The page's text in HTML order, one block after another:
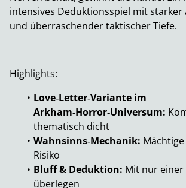
intensives Deduktionsspiel mit
und überraschender taktischer Tiefe.
Highlights:
Love‑Letter‑Variante im
Arkham‑Horror‑Universum:
thematisch dicht
Wahnsinns‑Mechanik:
Risiko
Bluff & Deduktion: Mit nur
überlegen